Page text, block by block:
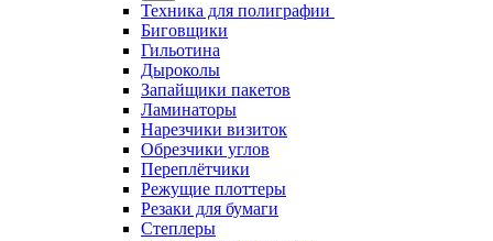
Техника для полиграфии
Биговщики
Гильотина
Дыроколы
Запайщики пакетов
Ламинаторы
Нарезчики визиток
Обрезчики углов
Переплётчики
Режущие плоттеры
Резаки для бумаги
Степлеры